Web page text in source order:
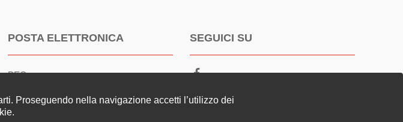
Proseguendo nella navigazione accetti l’utilizzo dei
POSTA ELETTRONICA
PEC
Email
SEGUICI SU